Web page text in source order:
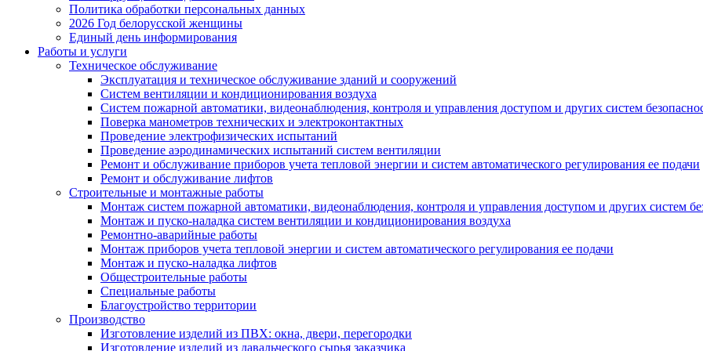
Политика обработки персональных данных
2026 Год белорусской женщины
Единый день информирования
Работы и услуги
Техническое обслуживание
Эксплуатация и техническое обслуживание зданий и сооружений
Систем вентиляции и кондиционирования воздуха
Систем пожарной автоматики, видеонаблюдения, контроля и управления доступом и других систем
Поверка манометров технических и электроконтактных
Проведение электрофизических испытаний
Проведение аэродинамических испытаний систем вентиляции
Ремонт и обслуживание приборов учета тепловой энергии и систем автоматического регулирования ее подачи
Ремонт и обслуживание лифтов
Строительные и монтажные работы
Монтаж систем пожарной автоматики, видеонаблюдения, контроля и управления доступом и других систем
Монтаж и пуско-наладка систем вентиляции и кондиционирования воздуха
Ремонтно-аварийные работы
Монтаж приборов учета тепловой энергии и систем автоматического регулирования ее подачи
Монтаж и пуско-наладка лифтов
Общестроительные работы
Специальные работы
Благоустройство территории
Производство
Изготовление изделий из ПВХ: окна, двери, перегородки
Изготовление изделий из давальческого сырья заказчика